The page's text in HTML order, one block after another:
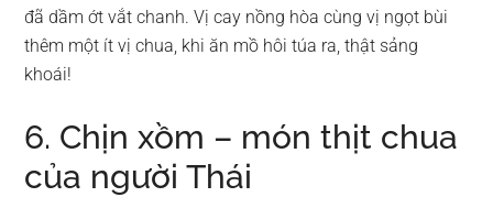
đã dầm ớt vắt chanh. Vị cay nồng hòa cùng vị ngọt bùi
thêm một ít vị chua, khi ăn mồ hôi túa ra, thật sảng
khoái!
6. Chịn xồm – món thịt chua
của người Thái